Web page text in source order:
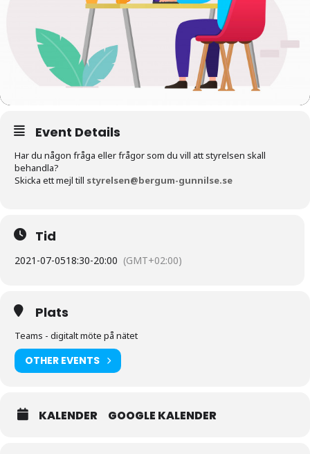
Event Details
Har du någon fråga eller frågor som du vill att styrelsen skall
behandla?
Skicka ett mejl till styrelsen@bergum-gunnilse.se
Tid
2021-07-0518:30-20:00 (GMT+02:00)
Plats
Teams - digitalt möte på nätet
OTHER EVENTS
KALENDER GOOGLE KALENDER